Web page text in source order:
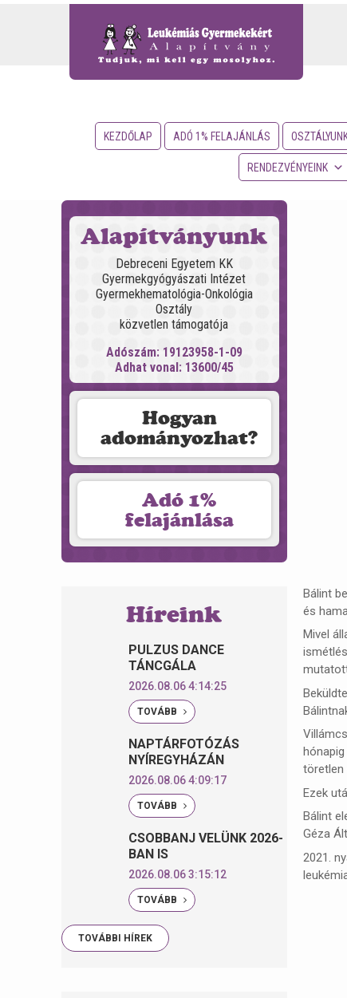
KEZDŐLAP ADÓ 1% FELAJÁNLÁS
RENDEZVÉNYEINK
Alapítványunk
Debreceni Egyetem KK
Gyermekgyógyászati Intézet
Gyermekhematológia-Onkológia
Osztály
közvetlen támogatója
Adószám: 19123958-1-09
Adhat vonal: 13600/45
Hogyan
adományozhat?
Adó 1%
felajánlása
Híreink
PULZUS DANCE
TÁNCGÁLA
2026.08.06 4:14:25
TOVÁBB
NAPTÁRFOTÓZÁS
NYÍREGYHÁZÁN
2026.08.06 4:09:17
TOVÁBB
CSOBBANJ VELÜNK 2026-
BAN IS
2026.08.06 3:15:12
TOVÁBB
TOVÁBBI HÍREK
Bálint
és
Mivel
töretlen
Ezek
Bálint
Géza
2021.